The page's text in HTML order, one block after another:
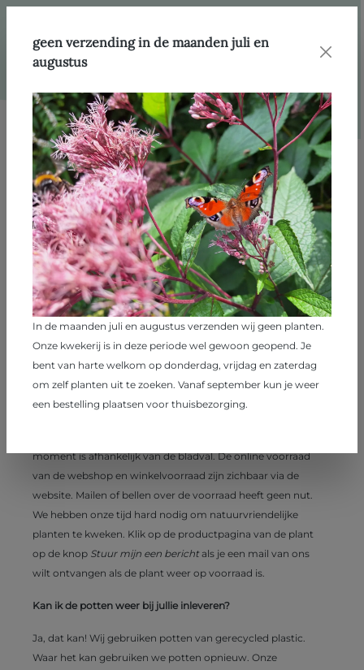
Veelgestelde vragen
Wanneer komt deze plant weer op voorraad? Wanneer
komen de voorraden online?
De planten groeien in hun natuurlijke tempo. Als de planten
een stevig wortelgestel hebben, zijn ze klaar voor verkoop.
Iedere teelt heeft een eigen vermeerderingsperiode en
groeitijd. Daardoor komen planten niet allemaal tegelijk op
voorraad, maar door het jaar heen. De plant komt
beschikbaar in de winkel en webshop als de teelt klaar is
voor verkoop. De grootste voorraad en keuze kun je
moment is afhankelijk van de bladval. De online voorraad
van de webshop en winkelvoorraad zijn zichbaar via de
website. Mailen of bellen over de voorraad heeft geen nut.
We hebben onze tijd hard nodig om natuurvriendelijke
planten te kweken. Klik op de productpagina van de plant
op de knop Stuur mijn een berichtals je een mail van ons
wilt ontvangen als de plant weer op voorraad is.
Kan ik de potten weer bij jullie inleveren?
Ja, dat kan! Wij gebruiken potten van gerecycled plastic.
Waar het kan gebruiken we potten opnieuw. Onze
geen verzending in de maanden juli en
augustus
In de maanden juli en augustus verzenden wij geen planten.
Onze kwekerij is in deze periode wel gewoon geopend. Je
bent van harte welkom op donderdag, vrijdag en zaterdag
om zelf planten uit te zoeken. Vanaf september kun je weer
een bestelling plaatsen voor thuisbezorging.